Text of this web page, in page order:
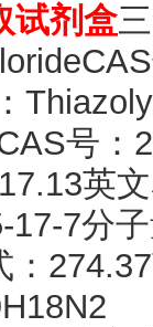
试剂盒
号：
英
7分